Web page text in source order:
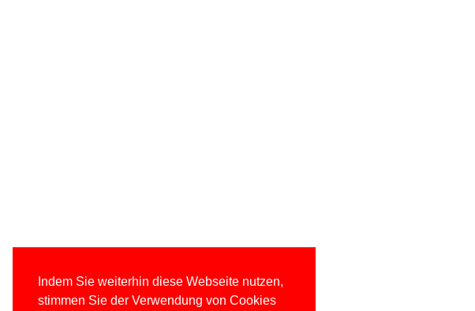
Indem Sie weiterhin diese Webseite nutzen,
stimmen Sie der Verwendung von Cookies